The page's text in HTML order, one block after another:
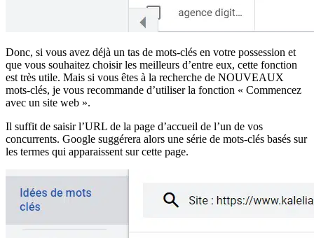
Donc, si vous avez déjà un tas de mots-clés en votre possession et
que vous souhaitez choisir les meilleurs d’entre eux, cette fonction
est très utile. Mais si vous êtes à la recherche de NOUVEAUX
mots-clés, je vous recommande d’utiliser la fonction « Commencez
avec un site web ».
Il suffit de saisir l’URL de la page d’accueil de l’un de vos
concurrents. Google suggérera alors une série de mots-clés basés sur
les termes qui apparaissent sur cette page.